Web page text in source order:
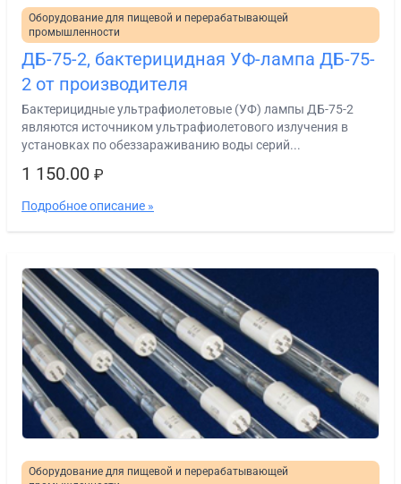
Оборудование для пищевой и перерабатывающей
промышленности
ДБ-75-2, бактерицидная УФ-лампа ДБ-75-
2 от производителя
Бактерицидные ультрафиолетовые (УФ) лампы ДБ-75-2
являются источником ультрафиолетового излучения в
установках по обеззараживанию воды серий...
1 150.00 ₽
Подробное описание »
Оборудование для пищевой и перерабатывающей